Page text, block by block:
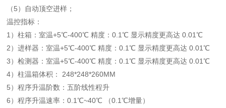
（5）自动顶空进样；
温控指标：
1）柱箱：室温+5℃-400℃ 精度：0.1℃ 显示精度更高达 0.01℃
2）进样器：室温+5℃-400℃ 精度：0.1℃ 显示精度更高达 0.01℃
3）检测器：室温+5℃-400℃ 精度：0.1℃ 显示精度更高达 0.01℃
4）柱温箱体积： 248*248*260MM
5）程序升温阶数：五阶线性程升
6）程序升温速率：0.1℃~40℃ （0.1℃增量）